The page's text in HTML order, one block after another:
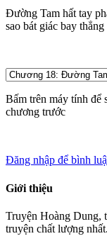
Đường Tam hất tay
sao bát giác bay
Bấm trên máy tính để
chương trước
Đăng nhập để bình
Giới thiệu
Truyện Hoàng Dung,
truyện chất lượng